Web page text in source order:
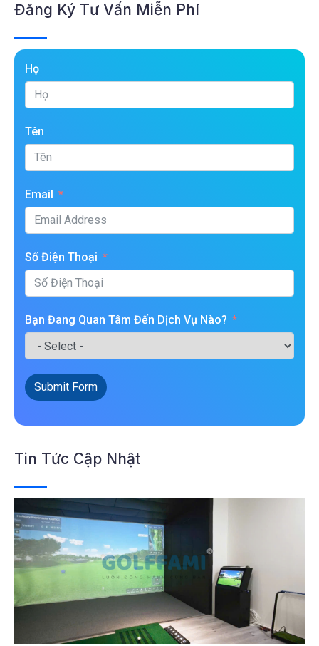
Đăng Ký Tư Vấn Miễn Phí
Họ
Tên
Email
Số Điện Thoại
Bạn Đang Quan Tâm Đến Dịch Vụ Nào?
Submit Form
Tin Tức Cập Nhật